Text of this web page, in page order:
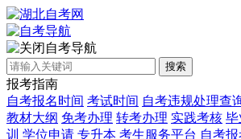
自考导航
搜索
报考指南
自考报名时间 考试时间 自考违规处理查
教材大纲 免考办理 转考办理 实践考核 毕
训 学位申请 专升本 考生服务平台 自考